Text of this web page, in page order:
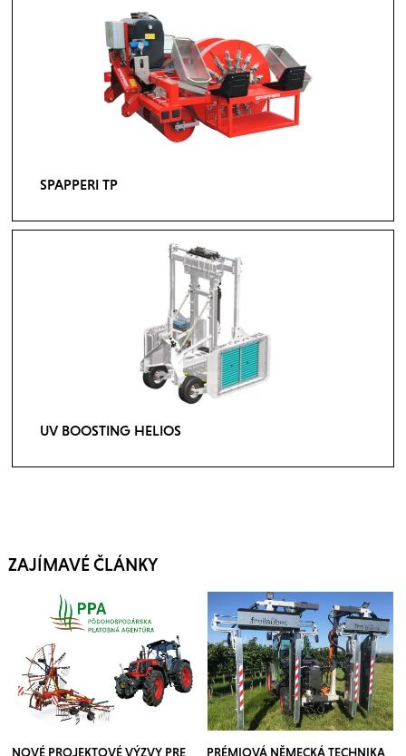
SPAPPERI TP
UV BOOSTING HELIOS
ZAJÍMAVÉ ČLÁNKY
NOVÉ PROJEKTOVÉ VÝZVY PRE PRÉMIOVÁ NĚMECKÁ TECHNIKA